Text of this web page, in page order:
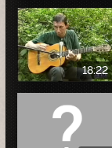
18:22